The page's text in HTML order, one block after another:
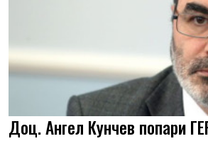
Доц. Ангел Кунчев попари